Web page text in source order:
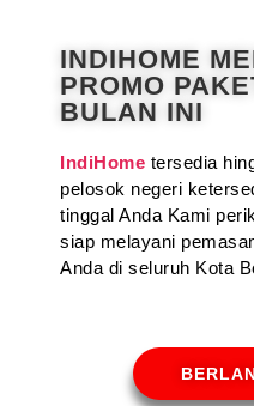
INDIHOME
PROMO
BULAN INI
IndiHome tersedia
pelosok negeri
tinggal Anda Kami
siap melayani
Anda di seluruh Kota